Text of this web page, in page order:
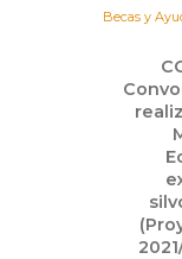
Becas y